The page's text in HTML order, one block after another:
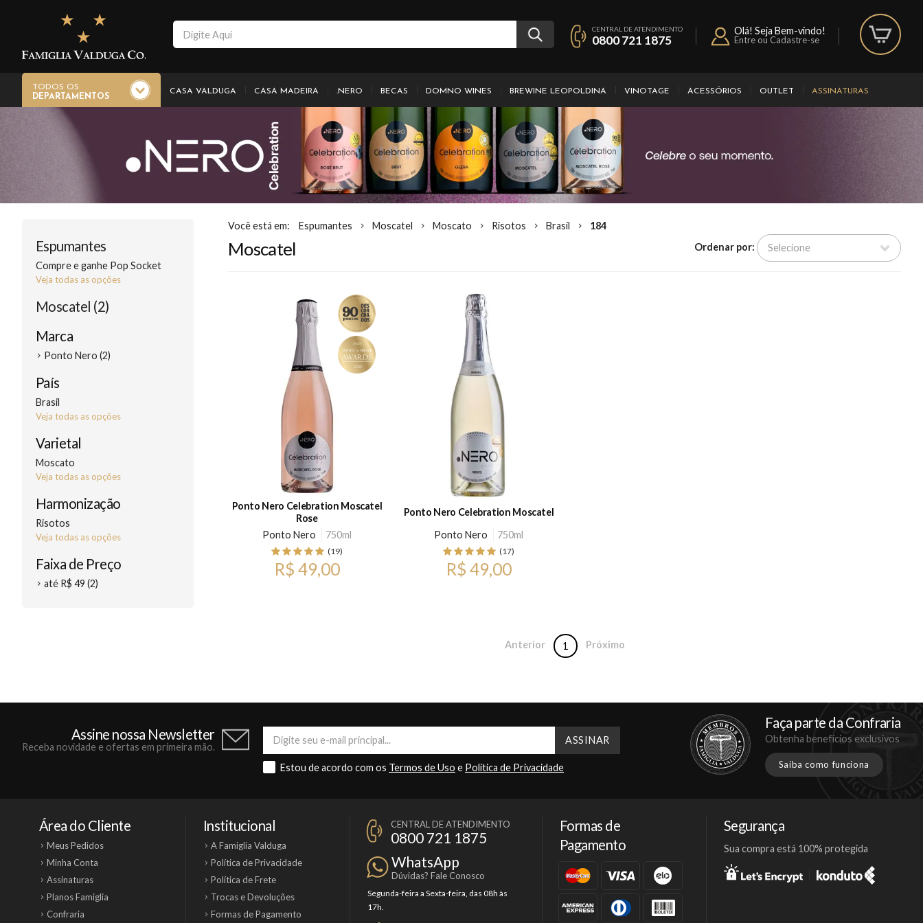
CENTRAL DE ATENDIMENTO
0800 721 1875
Olá! Seja Bem-vindo!
Entre ou Cadastre-se
TODOS OS
DEPARTAMENTOS
CASA VALDUGA CASA MADEIRA .NERO BECAS DOMNO WINES BREWINE LEOPOLDINA VINOTAGE ACESSÓRIOS OUTLET ASSINATURAS
Espumantes
Compre e ganhe Pop Socket
Veja todas as opções
Moscatel (2)
Marca
Ponto Nero (2)
País
Brasil
Veja todas as opções
Varietal
Moscato
Veja todas as opções
Harmonização
Risotos
Veja todas as opções
Faixa de Preço
até R$ 49 (2)
Espumantes Moscatel Moscato Risotos Brasil 184
Moscatel Ordenar por:
Ponto Nero Celebration Moscatel
Rose
Ponto Nero
750ml
(19)
R$ 49,00
Ponto Nero Celebration Moscatel
Ponto Nero
750ml
(17)
R$ 49,00
Anterior 1 Próximo
Assine nossa Newsletter
Receba novidade e ofertas em primeira mão.
Estou de acordo com os Termos de Uso e Política de Privacidade
Faça parte da Confraria
Obtenha benefícios exclusivos
Saiba como funciona
Área do Cliente
Meus Pedidos
Minha Conta
Assinaturas
Planos Famiglia
Confraria
Institucional
A Famiglia Valduga
Política de Privacidade
Política de Frete
Trocas e Devoluções
Formas de Pagamento
CENTRAL DE ATENDIMENTO
0800 721 1875
WhatsApp
Dúvidas? Fale Conosco
Segunda-feira a Sexta-feira, das 08h às
17h.
Formas de
Pagamento
Segurança
Sua compra está 100% protegida